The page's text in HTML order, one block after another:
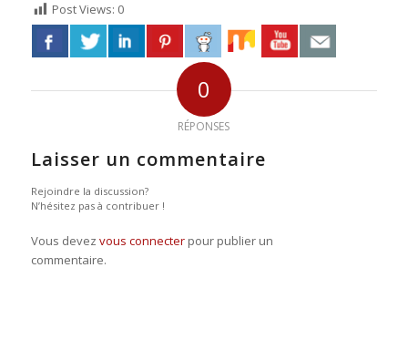
Post Views: 0
0
RÉPONSES
Laisser un commentaire
Rejoindre la discussion?
N’hésitez pas à contribuer !
Vous devez vous connecterpour publier un
commentaire.